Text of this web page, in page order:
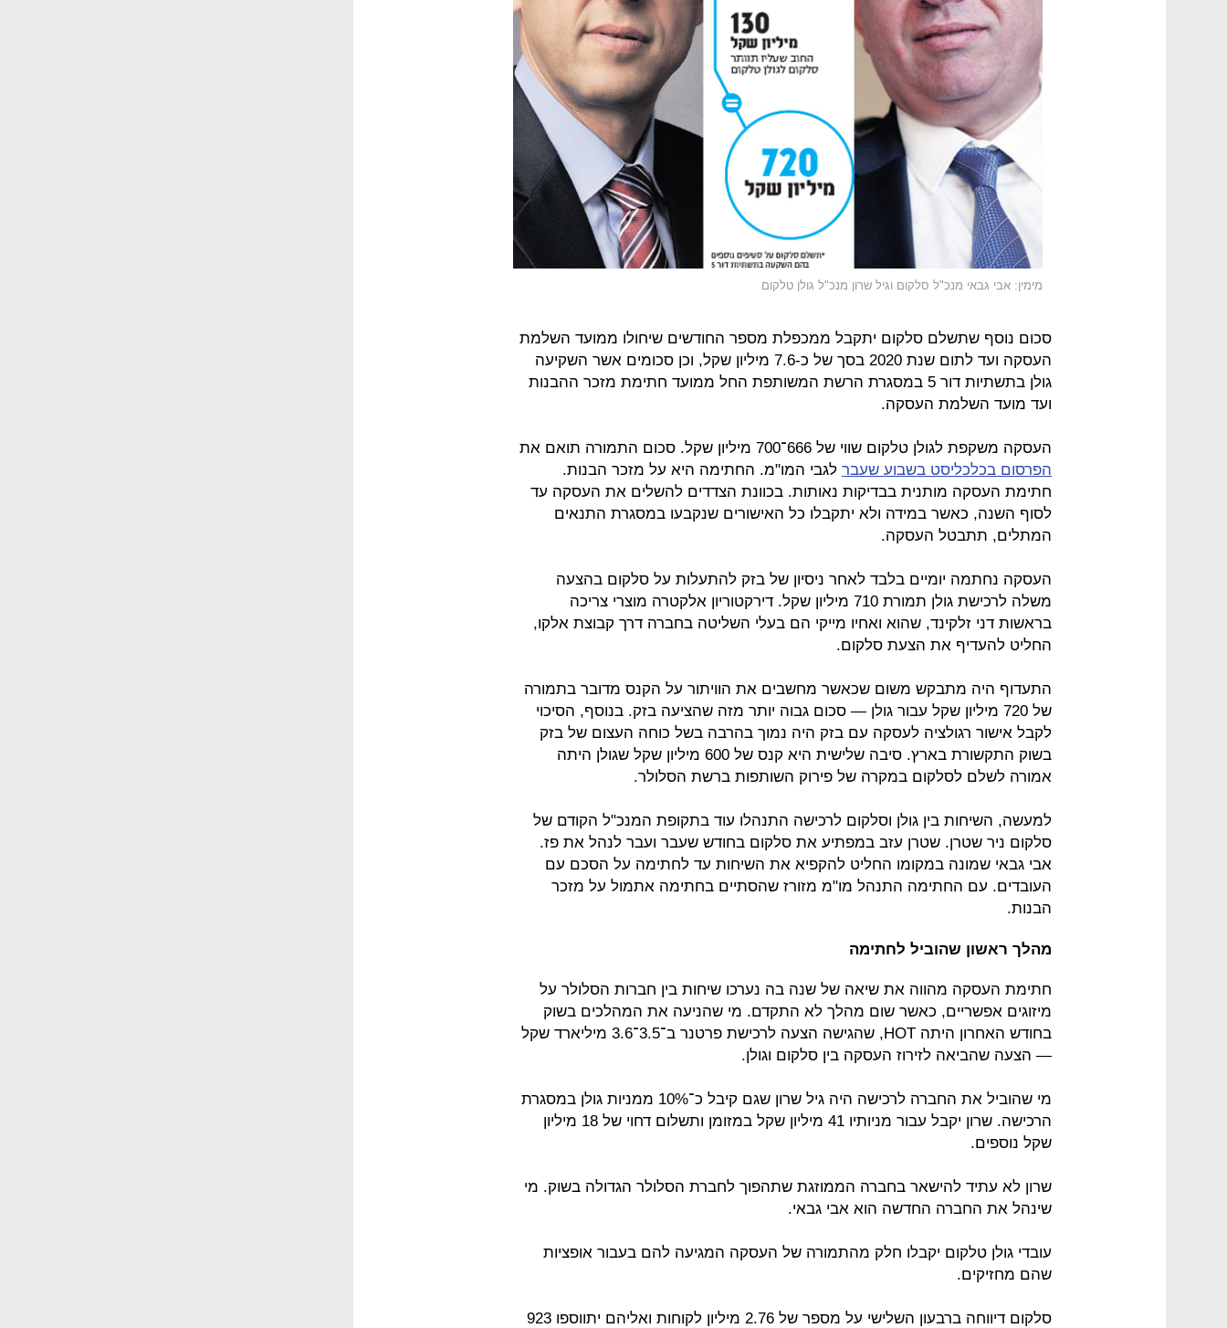
מימין: אבי גבאי מנכ"ל סלקום וגיל שרון מנכ"ל גולן טלקום
סכום נוסף שתשלם סלקום יתקבל ממכפלת מספר החודשים שיחולו ממועד השלמת
העסקה ועד לתום שנת 2020 בסך של כ-7.6 מיליון שקל, וכן סכומים אשר השקיעה
גולן בתשתיות דור 5 במסגרת הרשת המשותפת החל ממועד חתימת מזכר ההבנות
ועד מועד השלמת העסקה.
העסקה משקפת לגולן טלקום שווי של 666־700 מיליון שקל. סכום התמורה תואם את
הפרסום בכלכליסט בשבוע שעבר לגבי המו"מ. החתימה היא על מזכר הבנות.
חתימת העסקה מותנית בבדיקות נאותות. בכוונת הצדדים להשלים את העסקה עד
לסוף השנה, כאשר במידה ולא יתקבלו כל האישורים שנקבעו במסגרת התנאים
המתלים, תתבטל העסקה.
העסקה נחתמה יומיים בלבד לאחר ניסיון של בזק להתעלות על סלקום בהצעה
משלה לרכישת גולן תמורת 710 מיליון שקל. דירקטוריון אלקטרה מוצרי צריכה
בראשות דני זלקינד, שהוא ואחיו מייקי הם בעלי השליטה בחברה דרך קבוצת אלקו,
החליט להעדיף את הצעת סלקום.
התעדוף היה מתבקש משום שכאשר מחשבים את הוויתור על הקנס מדובר בתמורה
של 720 מיליון שקל עבור גולן — סכום גבוה יותר מזה שהציעה בזק. בנוסף, הסיכוי
לקבל אישור רגולציה לעסקה עם בזק היה נמוך בהרבה בשל כוחה העצום של בזק
בשוק התקשורת בארץ. סיבה שלישית היא קנס של 600 מיליון שקל שגולן היתה
אמורה לשלם לסלקום במקרה של פירוק השותפות ברשת הסלולר.
למעשה, השיחות בין גולן וסלקום לרכישה התנהלו עוד בתקופת המנכ"ל הקודם של
סלקום ניר שטרן. שטרן עזב במפתיע את סלקום בחודש שעבר ועבר לנהל את פז.
אבי גבאי שמונה במקומו החליט להקפיא את השיחות עד לחתימה על הסכם עם
העובדים. עם החתימה התנהל מו"מ מזורז שהסתיים בחתימה אתמול על מזכר
הבנות.
מהלך ראשון שהוביל לחתימה
חתימת העסקה מהווה את שיאה של שנה בה נערכו שיחות בין חברות הסלולר על
מיזוגים אפשריים, כאשר שום מהלך לא התקדם. מי שהניעה את המהלכים בשוק
בחודש האחרון היתה HOT, שהגישה הצעה לרכישת פרטנר ב־3.5־3.6 מיליארד שקל
— הצעה שהביאה לזירוז העסקה בין סלקום וגולן.
מי שהוביל את החברה לרכישה היה גיל שרון שגם קיבל כ־10% ממניות גולן במסגרת
הרכישה. שרון יקבל עבור מניותיו 41 מיליון שקל במזומן ותשלום דחוי של 18 מיליון
שקל נוספים.
שרון לא עתיד להישאר בחברה הממוזגת שתהפוך לחברת הסלולר הגדולה בשוק. מי
שינהל את החברה החדשה הוא אבי גבאי.
עובדי גולן טלקום יקבלו חלק מהתמורה של העסקה המגיעה להם בעבור אופציות
שהם מחזיקים.
סלקום דיווחה ברבעון השלישי על מספר של 2.76 מיליון לקוחות ואליהם יתווספו 923